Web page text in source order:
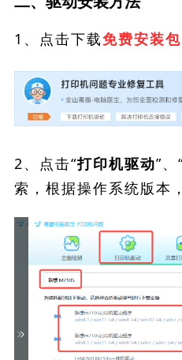
1、点击下载免费安装包
2、点击“打印机驱动”、
索，根据操作系统版本